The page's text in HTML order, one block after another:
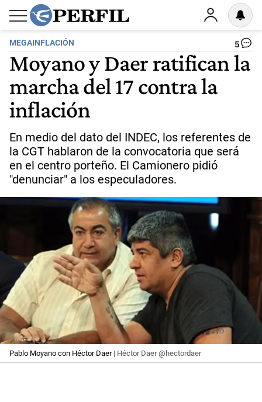
MEGAINFLACIÓN 5
Moyano y Daer ratifican la
marcha del 17 contra la
inflación
En medio del dato del INDEC, los referentes de
la CGT hablaron de la convocatoria que será
en el centro porteño. El Camionero pidió
"denunciar" a los especuladores.
Pablo Moyano con Héctor Daer| Héctor Daer @hectordaer